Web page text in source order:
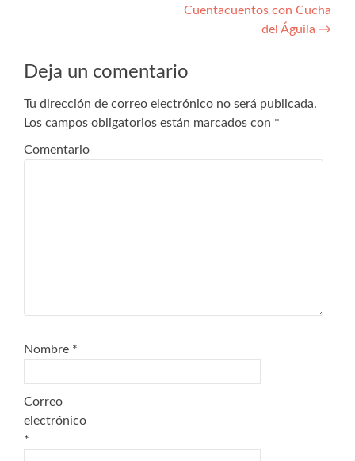
Cuentacuentos con Cucha
del Águila →
Deja un comentario
Tu dirección de correo electrónico no será publicada.
Los campos obligatorios están marcados con *
Comentario
Nombre *
Correo
electrónico
*